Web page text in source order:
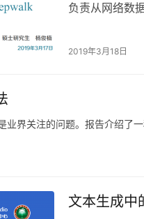
负责从网络数
2019年3月18日
界关注的问题。报告介绍了
文本生成中